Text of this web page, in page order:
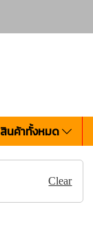
สินค้าทั้งหมด
Clear